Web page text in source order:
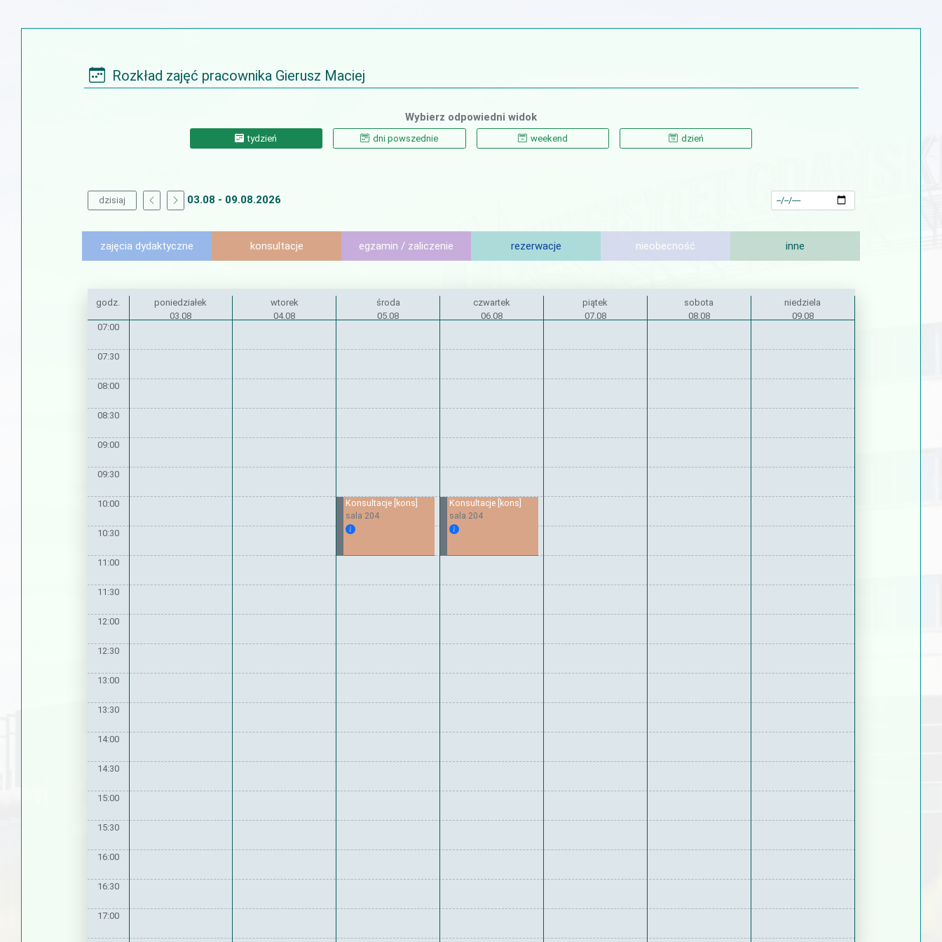
Rozkład zajęć pracownika Gierusz Maciej
Wybierz odpowiedni widok
tydzień dni powszednie weekend dzień
dzisiaj 03.08 - 09.08.2026
zajęcia dydaktyczne konsultacje egzamin / zaliczenie rezerwacje nieobecność inne
godz.
poniedziałek
03.08
wtorek
04.08
środa
05.08
czwartek
06.08
piątek
07.08
sobota
08.08
niedziela
09.08
07:00
07:30
08:00
08:30
09:00
09:30
10:00
Konsultacje [kons]
sala 204
Konsultacje [kons]
sala 204
10:30
11:00
11:30
12:00
12:30
13:00
13:30
14:00
14:30
15:00
15:30
16:00
16:30
17:00